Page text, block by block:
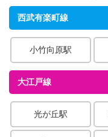
西武有楽町線
小竹向原駅
大江戸線
光が丘駅